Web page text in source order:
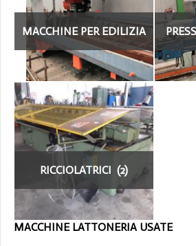
MACCHINE PER EDILIZIA
(36)
RICCIOLATRICI (2)
MACCHINE LATTONERIA USATE